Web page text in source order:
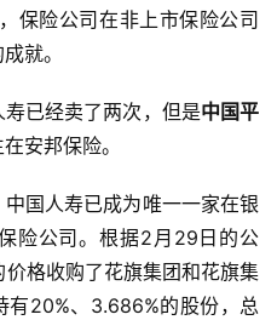
保险公司在非上市保险公司
就。
已经卖了两次，但是中国平
安邦保险。
国人寿已成为唯一一家在银
险公司。根据2月29日的公
格收购了花旗集团和花旗集
20%、3.686%的股份，总